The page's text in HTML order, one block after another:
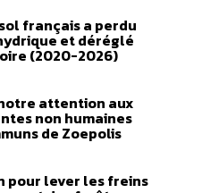
français a perdu
et déréglé
(2020-2026)
attention aux
non humaines
de Zoepolis
pour lever les freins